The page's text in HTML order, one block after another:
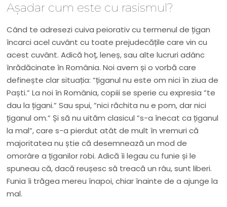
Așadar cum este cu rasismul?
Când te adresezi cuiva peiorativ cu termenul de țigan
încarci acel cuvânt cu toate prejudecățile care vin cu
acest cuvânt. Adică hoț, leneș, sau alte lucruri adânc
înrădăcinate în România. Noi avem și o vorbă care
definește clar situația: ”țiganul nu este om nici în ziua de
Paști.” La noi în România, copiii se sperie cu expresia ”te
dau la țigani.” Sau spui, ”nici răchita nu e pom, dar nici
țiganul om.” Și să nu uităm clasicul ”s-a înecat ca țiganul
la mal”, care s-a pierdut atât de mult în vremuri că
majoritatea nu știe că desemnează un mod de
omorâre a țiganilor robi. Adică îi legau cu funie și le
spuneau că, dacă reușesc să treacă un râu, sunt liberi.
Funia îi trăgea mereu înapoi, chiar înainte de a ajunge la
mal.